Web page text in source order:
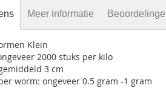
Klein
2000 stuks per kilo
3 cm
worm: ongeveer 0.5 gram -1 gram
Meer informatie